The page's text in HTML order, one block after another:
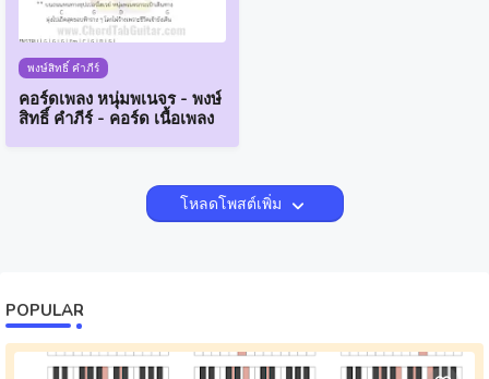
พงษ์สิทธิ์ คำภีร์
คอร์ดเพลง หนุ่มพเนจร - พงษ์
สิทธิ์ คำภีร์ - คอร์ด เนื้อเพลง
โหลดโพสต์เพิ่ม
POPULAR